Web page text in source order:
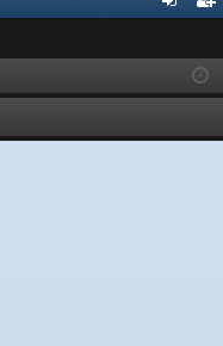
ar
ist
rs